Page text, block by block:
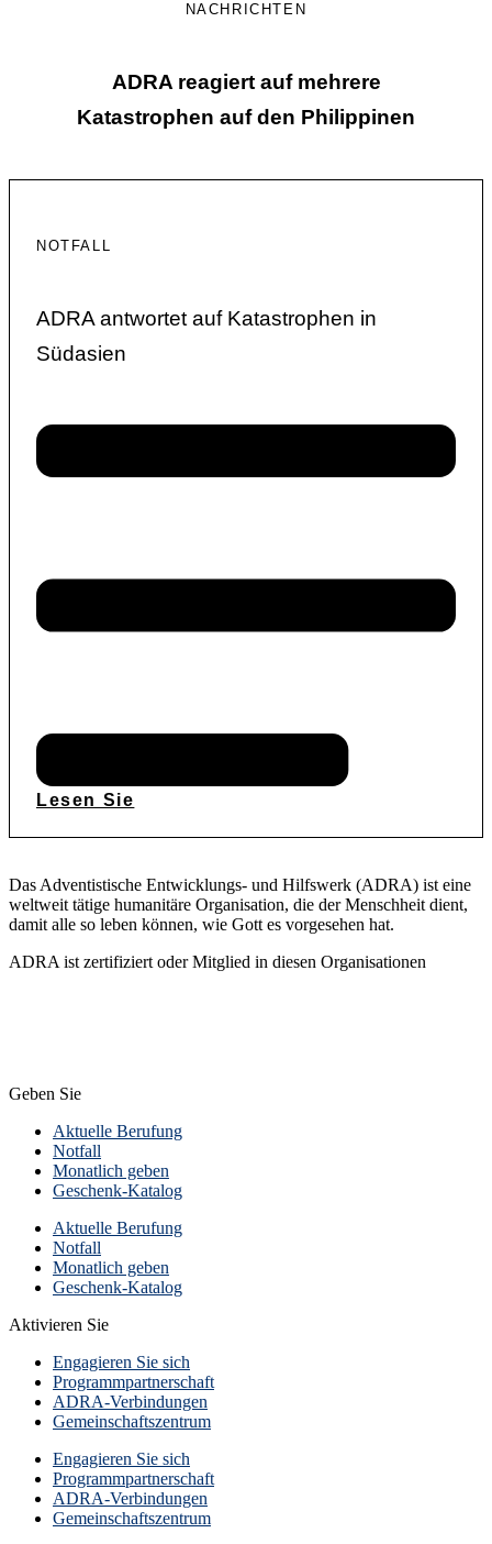
NACHRICHTEN
ADRA reagiert auf mehrere
Katastrophen auf den Philippinen
NOTFALL
ADRA antwortet auf Katastrophen in
Südasien
Lesen Sie
Das Adventistische Entwicklungs- und Hilfswerk (ADRA) ist eine
weltweit tätige humanitäre Organisation, die der Menschheit dient,
damit alle so leben können, wie Gott es vorgesehen hat.
ADRA ist zertifiziert oder Mitglied in diesen Organisationen
Geben Sie
Aktuelle Berufung
Notfall
Monatlich geben
Geschenk-Katalog
Aktuelle Berufung
Notfall
Monatlich geben
Geschenk-Katalog
Aktivieren Sie
Engagieren Sie sich
Programmpartnerschaft
ADRA-Verbindungen
Gemeinschaftszentrum
Engagieren Sie sich
Programmpartnerschaft
ADRA-Verbindungen
Gemeinschaftszentrum